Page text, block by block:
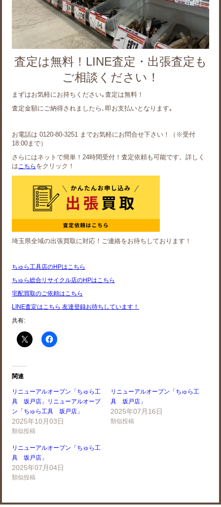
査定は無料！LINE査定・出張査定も
ご相談ください！
まずはお気軽にお持ちください｡査定は無料！
査定金額にご納得されましたら､即お支払いとなります｡
お電話は 0120-80-3251 までお気軽にお問合せ下さい！（※受付
18:00まで）
さらにはネットで簡単！24時間受付！査定依頼も可能です。詳しく
はこちら をクリック！
埼玉県全域の出張買取に対応！ご連絡をお待ちしております！
ちゅら工具店のHPはこちら
ちゅら総合リサイクル店のHPはこちら
宅配買取のご依頼はこちら
LINE査定はこちら 友達登録お待ちしています！
共有:
関連
リニューアルオープン「ちゅら工
具 坂戸店」リニューアルオープ
ン「ちゅら工具 坂戸店」
2025年10月03日
類似投稿
リニューアルオープン「ちゅら工
具 坂戸店」
2025年07月16日
類似投稿
リニューアルオープン「ちゅら工
具 坂戸店」
2025年07月04日
類似投稿